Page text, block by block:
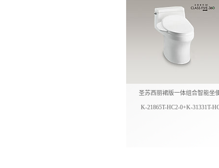
圣苏西丽裙版一体组合智能坐
K-21865T-HC2-0+K-31331T-